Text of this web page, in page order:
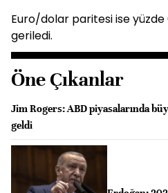
Euro/dolar paritesi ise yüzde
geriledi.
Öne Çıkanlar
Jim Rogers: ABD piyasalarında
geldi